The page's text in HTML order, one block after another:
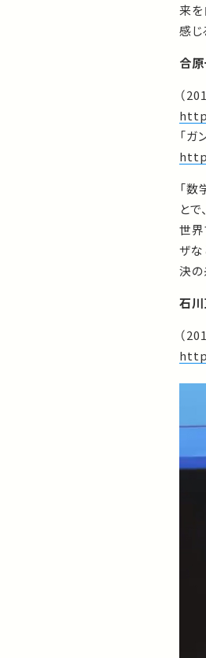
来
感じ
合
（
「ガ
「
と
世
ザ
決の
石
（